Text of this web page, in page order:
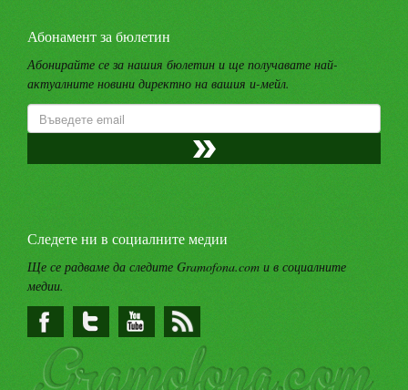
Абонамент за бюлетин
Абонирайте се за нашия бюлетин и ще получавате най-
актуалните новини директно на вашия и-мейл.
Следете ни в социалните медии
Ще се радваме да следите Gramofona.com и в социалните
медии.